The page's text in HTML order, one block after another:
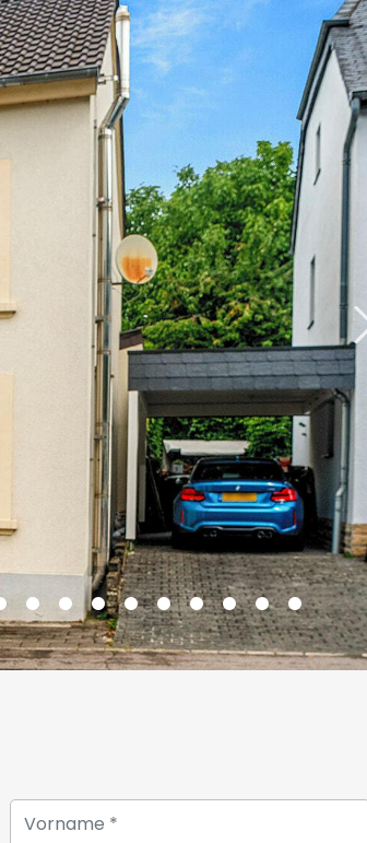
auch eine geschlossene Garage, die
Hauses aus zugänglich ist.
der Rückseite des Hauses mit einer
bukolische Umgebung eintauchen, die
Stadt entfernt ist.
vorzusehen. Eine Erweiterung
werden und bietet die Möglichkeit, 4
einzurichten oder die Immobilie in
14 Schlafzimmern umzuwandeln, das
ist. Dieses Projekt bietet ein hohes
verfügbar).
für Investoren mit einer geschätzten
oder eine Besichtigung kontaktieren Sie
17 17.